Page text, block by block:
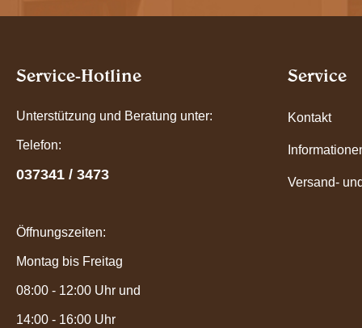
Service-Hotline
Unterstützung und Beratung unter:
Telefon:
037341 / 3473
Öffnungszeiten:
Montag bis Freitag
08:00 - 12:00 Uhr und
14:00 - 16:00 Uhr
Service
Kontakt
Versand-